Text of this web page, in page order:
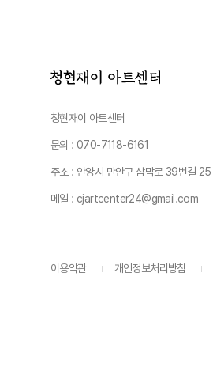
청현재이 아트센터
문의 : 070-7118-6161
주소 : 안양시 만안구 삼막로 39번길 25
메일 : cjartcenter24@gmail.com
이용약관 개인정보처리방침